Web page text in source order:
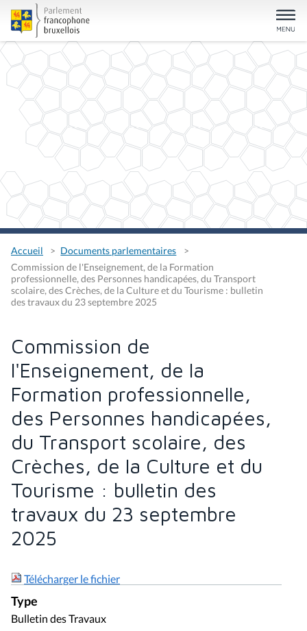
Accueil
Documents parlementaires
Commission de l'Enseignement, de la Formation
professionnelle, des Personnes handicapées, du Transport
scolaire, des Crèches, de la Culture et du Tourisme : bulletin
des travaux du 23 septembre 2025
Commission de
l'Enseignement, de la
Formation professionnelle,
des Personnes handicapées,
du Transport scolaire, des
Crèches, de la Culture et du
Tourisme : bulletin des
travaux du 23 septembre
2025
Télécharger le fichier
Type
Bulletin des Travaux